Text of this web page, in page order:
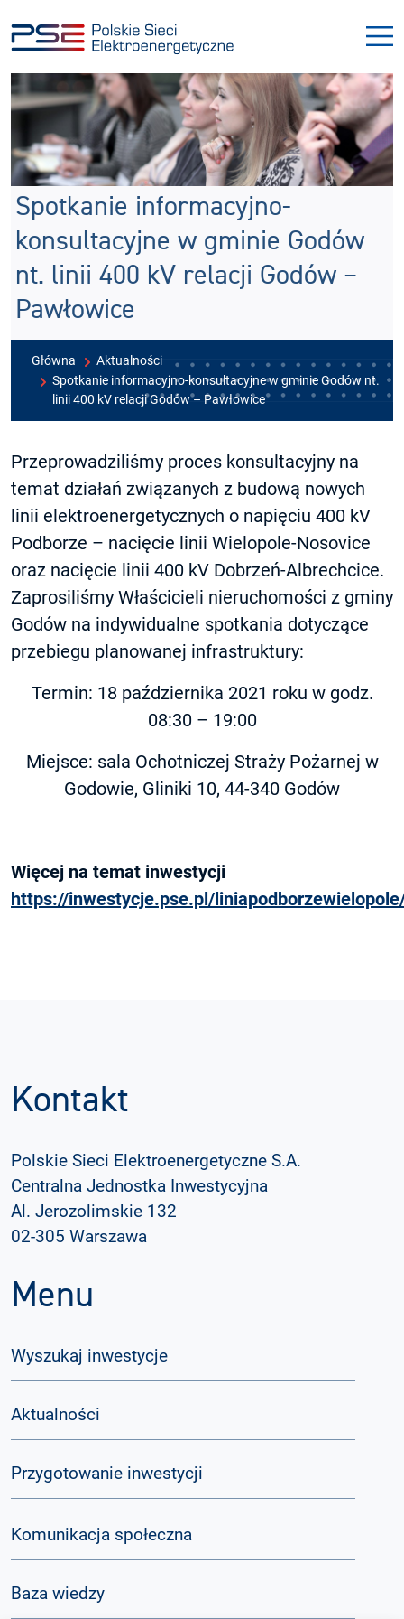
do
menu
do
treści
Spotkanie informacyjno-
konsultacyjne w gminie Godów
nt. linii 400 kV relacji Godów –
Pawłowice
Główna
Aktualności
Spotkanie informacyjno-konsultacyjne w gminie Godów nt.
linii 400 kV relacji Godów – Pawłowice
Przeprowadziliśmy proces konsultacyjny na
temat działań związanych z budową nowych
linii elektroenergetycznych o napięciu 400 kV
Podborze – nacięcie linii Wielopole-Nosovice
oraz nacięcie linii 400 kV Dobrzeń-Albrechcice.
Zaprosiliśmy Właścicieli nieruchomości z gminy
Godów na indywidualne spotkania dotyczące
przebiegu planowanej infrastruktury:
Termin: 18 października 2021 roku w godz.
08:30 – 19:00
Miejsce: sala Ochotniczej Straży Pożarnej w
Godowie, Gliniki 10, 44-340 Godów
Więcej na temat inwestycji
https://inwestycje.pse.pl/
Kontakt
Polskie Sieci Elektroenergetyczne S.A.
Centralna Jednostka Inwestycyjna
Al. Jerozolimskie 132
02-305 Warszawa
Menu
Wyszukaj inwestycje
Aktualności
Przygotowanie inwestycji
Komunikacja społeczna
Baza wiedzy